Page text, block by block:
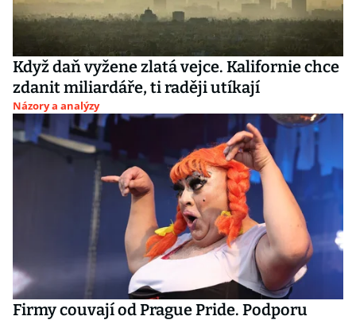
Když daň vyžene zlatá vejce. Kalifornie chce
zdanit miliardáře, ti raději utíkají
Názory a analýzy
Firmy couvají od Prague Pride. Podporu